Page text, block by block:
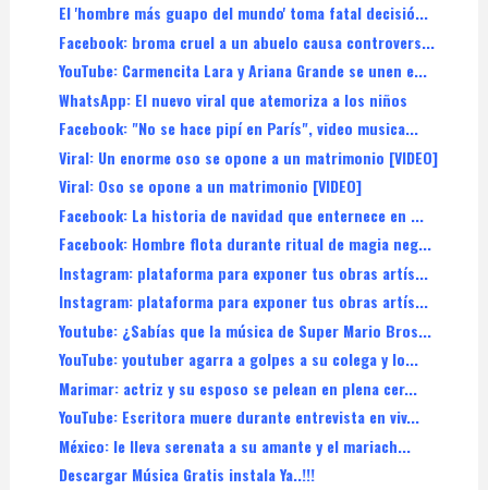
El 'hombre más guapo del mundo' toma fatal decisió...
Facebook: broma cruel a un abuelo causa controvers...
YouTube: Carmencita Lara y Ariana Grande se unen e...
WhatsApp: El nuevo viral que atemoriza a los niños
Facebook: "No se hace pipí en París", video musica...
Viral: Un enorme oso se opone a un matrimonio [VIDEO]
Viral: Oso se opone a un matrimonio [VIDEO]
Facebook: La historia de navidad que enternece en ...
Facebook: Hombre flota durante ritual de magia neg...
Instagram: plataforma para exponer tus obras artís...
Instagram: plataforma para exponer tus obras artís...
Youtube: ¿Sabías que la música de Super Mario Bros...
YouTube: youtuber agarra a golpes a su colega y lo...
Marimar: actriz y su esposo se pelean en plena cer...
YouTube: Escritora muere durante entrevista en viv...
México: le lleva serenata a su amante y el mariach...
Descargar Música Gratis instala Ya..!!!